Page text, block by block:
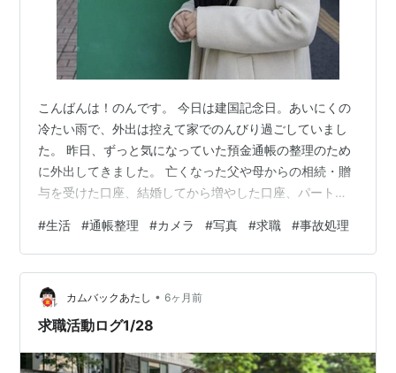
こんばんは！のんです。 今日は建国記念日。あいにくの
冷たい雨で、外出は控えて家でのんびり過ごしていまし
た。 昨日、ずっと気になっていた預金通帳の整理のため
に外出してきました。 亡くなった父や母からの相続・贈
与を受けた口座、結婚してから増やした口座、パートナ
作った口座、そして離婚後に作った口座……。 こうして
振り返ってみると、気づかないうちにどんどん増えてい
て、今手元にいくらあるのか分からなくなってしまって
いたんです。 今は7つも口座があって…… 正直ちょっと
多すぎですよね（笑）。 そこで、思いきって生活用・貯
#生活 #通帳整理 #カメラ #写真 #求職 #事故処理
カムバックあたし • 6ヶ月前
求職活動ログ1/28